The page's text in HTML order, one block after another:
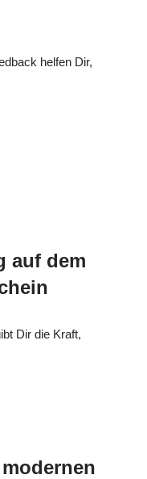
helfen Dir,
auf dem
Dir die Kraft,